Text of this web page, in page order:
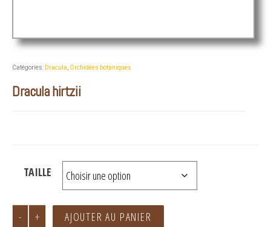
Catégories: Dracula Orchidées botaniques
Dracula hirtzii
TAILLE
- + AJOUTER AU PANIER